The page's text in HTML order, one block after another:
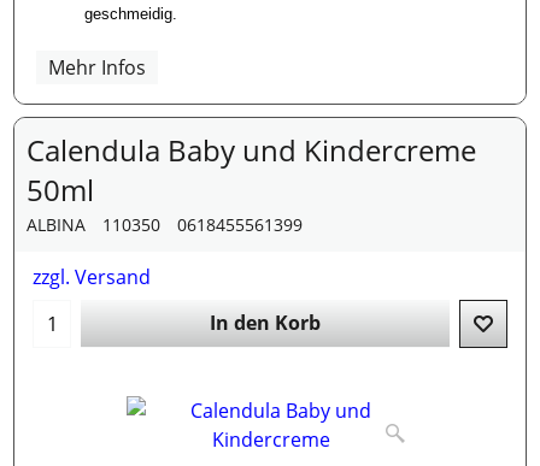
geschmeidig.
Mehr Infos
Calendula Baby und Kindercreme
50ml
ALBINA 110350 0618455561399
zzgl. Versand
In den Korb